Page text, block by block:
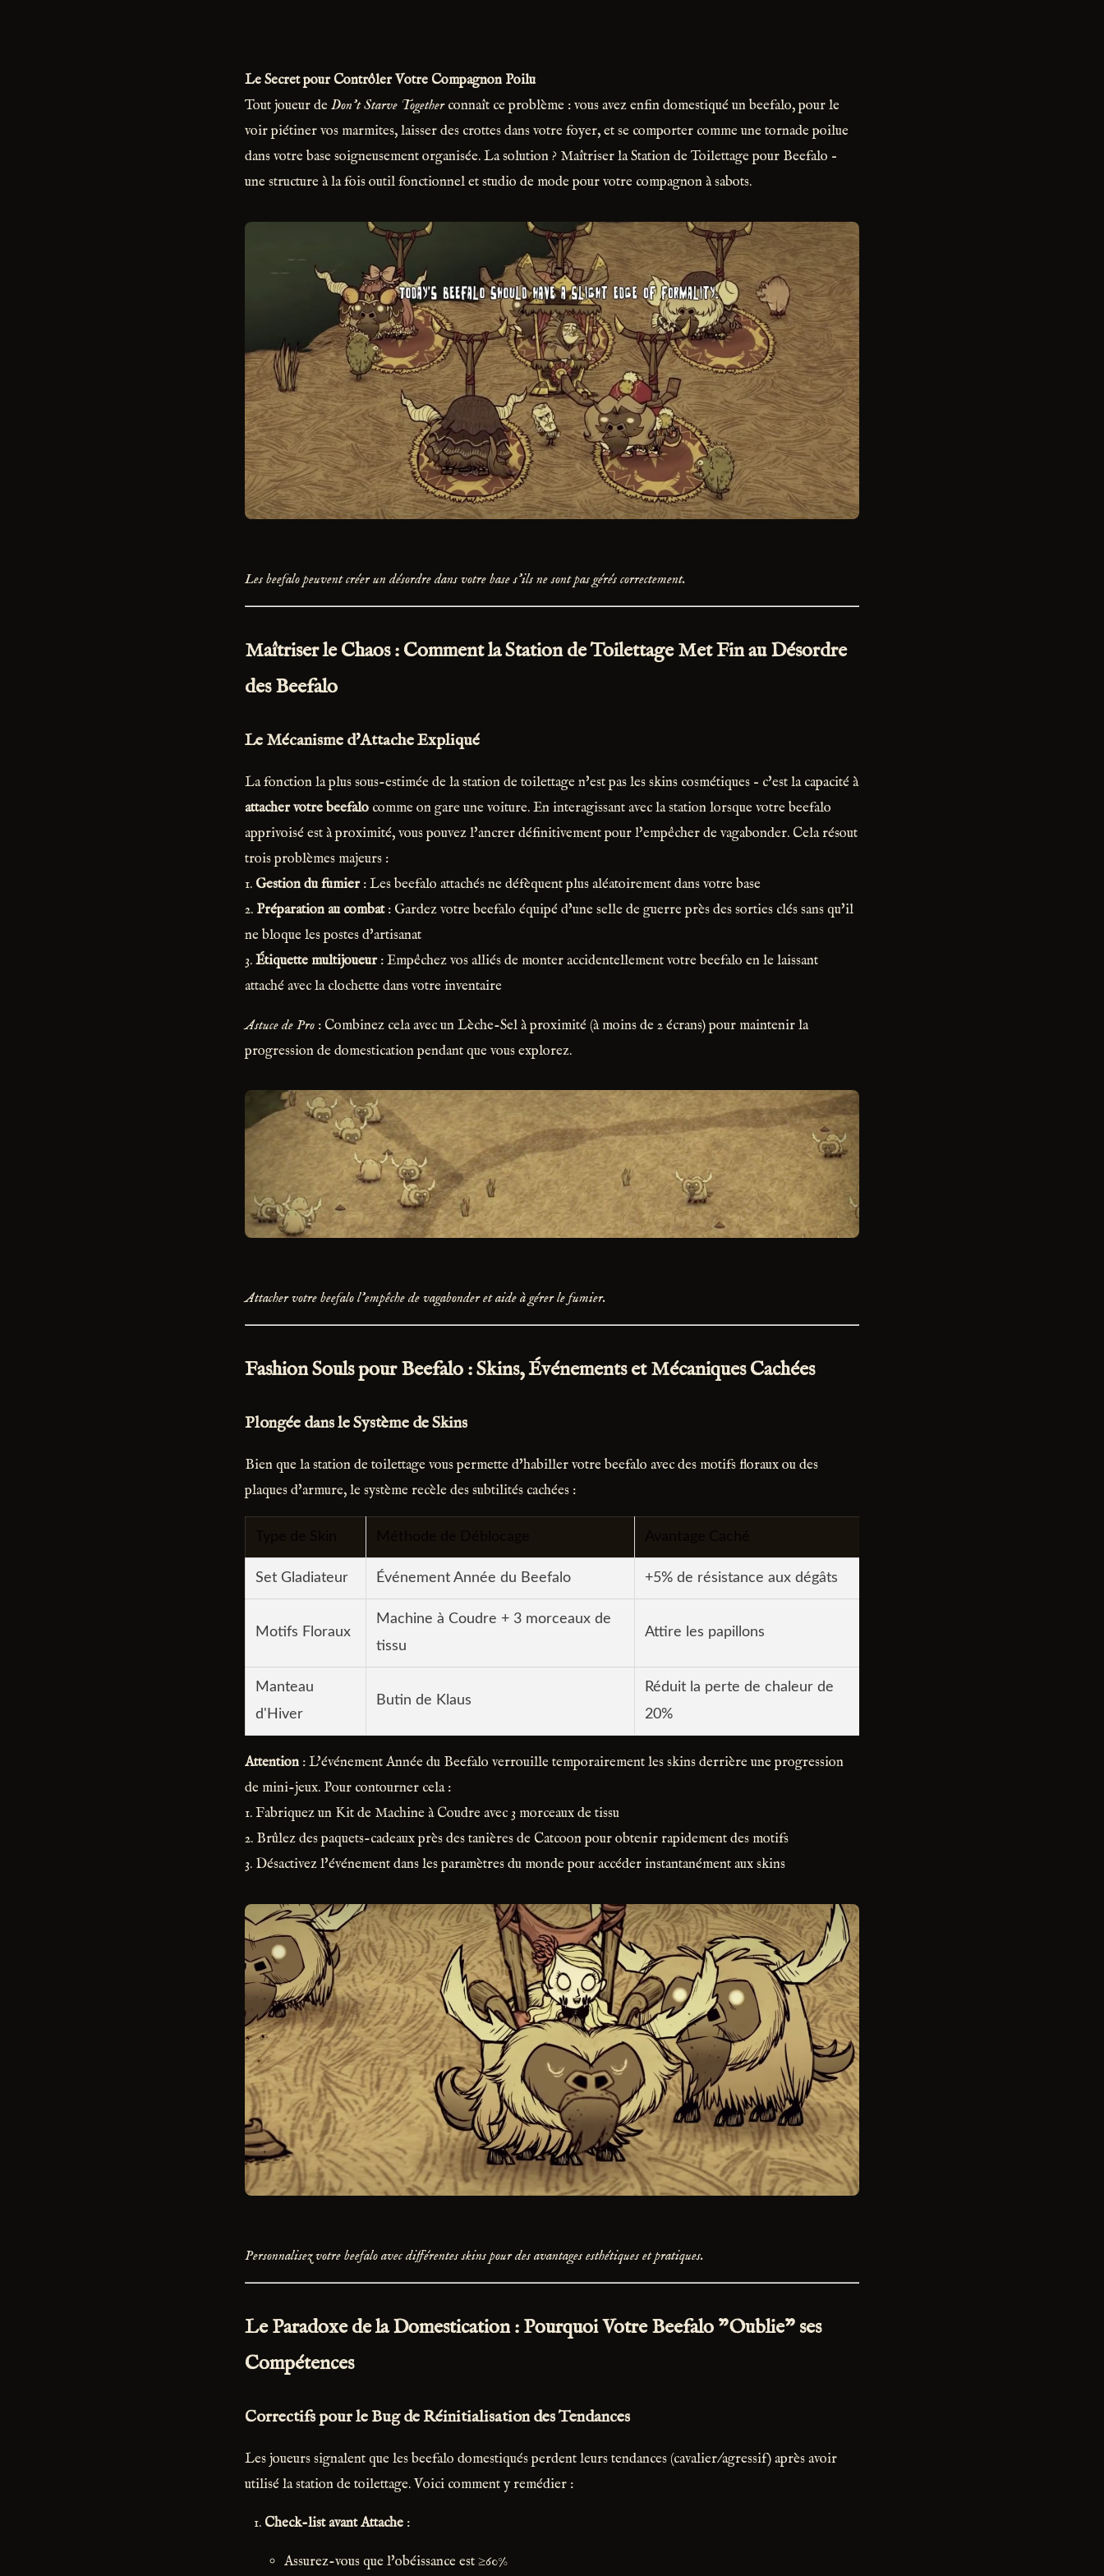
Le Secret pour Contrôler Votre Compagnon Poilu
Tout joueur deDon't Starve Togetherconnaît ce problème : vous avez enfin domestiqué un beefalo, pour le
voir piétiner vos marmites, laisser des crottes dans votre foyer, et se comporter comme une tornade poilue
dans votre base soigneusement organisée. La solution ? Maîtriser la Station de Toilettage pour Beefalo –
une structure à la fois outil fonctionnel et studio de mode pour votre compagnon à sabots.
Les beefalo peuvent créer un désordre dans votre base s'ils ne sont pas gérés correctement.
Maîtriser le Chaos : Comment la Station de Toilettage Met Fin au Désordre
des Beefalo
Le Mécanisme d'Attache Expliqué
La fonction la plus sous-estimée de la station de toilettage n'est pas les skins cosmétiques – c'est la capacité à
attacher votre beefalo comme on gare une voiture. En interagissant avec la station lorsque votre beefalo
apprivoisé est à proximité, vous pouvez l'ancrer définitivement pour l'empêcher de vagabonder. Cela résout
trois problèmes majeurs :
1. Gestion du fumier: Les beefalo attachés ne défèquent plus aléatoirement dans votre base
2. Préparation au combat: Gardez votre beefalo équipé d'une selle de guerre près des sorties clés sans qu'il
ne bloque les postes d'artisanat
3.Étiquette multijoueur: Empêchez vos alliés de monter accidentellement votre beefalo en le laissant
attaché avec la clochette dans votre inventaire
Astuce de Pro : Combinez cela avec un Lèche-Sel à proximité (à moins de 2 écrans) pour maintenir la
progression de domestication pendant que vous explorez.
Attacher votre beefalo l'empêche de vagabonder et aide à gérer le fumier.
Fashion Souls pour Beefalo : Skins, Événements et Mécaniques Cachées
Plongée dans le Système de Skins
Bien que la station de toilettage vous permette d'habiller votre beefalo avec des motifs floraux ou des
plaques d'armure, le système recèle des subtilités cachées :
Set Gladiateur Événement Année du Beefalo +5% de résistance aux dégâts
Motifs Floraux
Machine à Coudre + 3 morceaux de
tissu
Attire les papillons
Manteau
d'Hiver
Butin de Klaus
Réduit la perte de chaleur de
20%
Attention : L'événement Année du Beefalo verrouille temporairement les skins derrière une progression
de mini-jeux. Pour contourner cela :
1. Fabriquez un Kit de Machine à Coudre avec 3 morceaux de tissu
2. Brûlez des paquets-cadeaux près des tanières de Catcoon pour obtenir rapidement des motifs
3. Désactivez l'événement dans les paramètres du monde pour accéder instantanément aux skins
Personnalisez votre beefalo avec différentes skins pour des avantages esthétiques et pratiques.
Le Paradoxe de la Domestication : Pourquoi Votre Beefalo "Oublie" ses
Compétences
Correctifs pour le Bug de Réinitialisation des Tendances
Les joueurs signalent que les beefalo domestiqués perdent leurs tendances (cavalier/agressif) après avoir
utilisé la station de toilettage. Voici comment y remédier :
Check-list avant Attache :
Assurez-vous que l'obéissance est ≥60%